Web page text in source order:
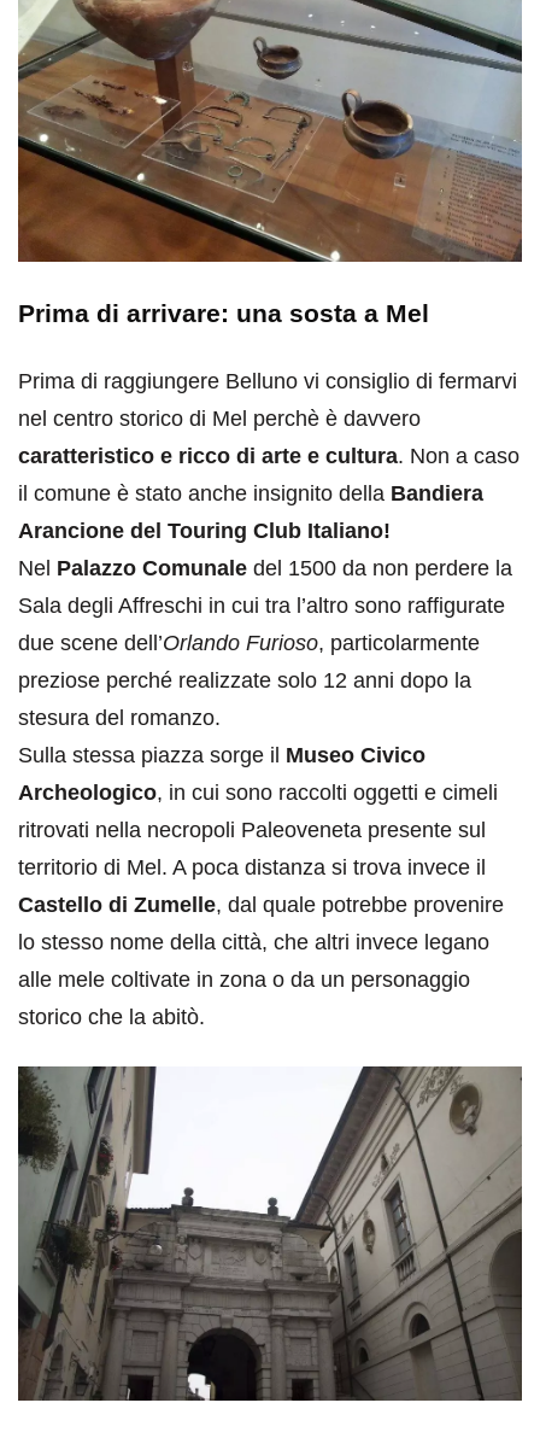
Prima di arrivare: una sosta a Mel
Prima di raggiungere Belluno vi consiglio di fermarvi
nel centro storico di Mel perchè è davvero
caratteristico e ricco di arte e cultura. Non a caso
il comune è stato anche insignito della Bandiera
Arancione del Touring Club Italiano!
Nel Palazzo Comunale del 1500 da non perdere la
Sala degli Affreschi in cui tra l’altro sono raffigurate
due scene dell’Orlando Furioso, particolarmente
preziose perché realizzate solo 12 anni dopo la
stesura del romanzo.
Sulla stessa piazza sorge il Museo Civico
Archeologico, in cui sono raccolti oggetti e cimeli
ritrovati nella necropoli Paleoveneta presente sul
territorio di Mel. A poca distanza si trova invece il
Castello di Zumelle, dal quale potrebbe provenire
lo stesso nome della città, che altri invece legano
alle mele coltivate in zona o da un personaggio
storico che la abitò.